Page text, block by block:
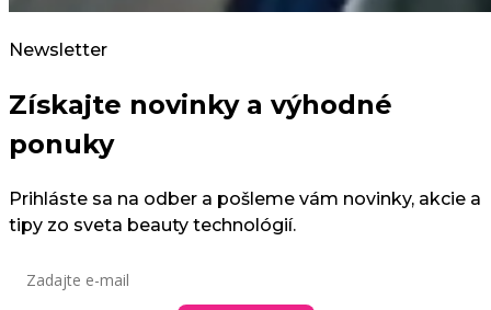
Newsletter
Získajte novinky a výhodné
ponuky
Prihláste sa na odber a pošleme vám novinky, akcie a
tipy zo sveta beauty technológií.